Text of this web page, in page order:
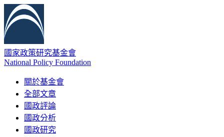
國家政策研究基金會
National Policy Foundation
關於基金會
全部文章
國政評論
國政分析
國政研究